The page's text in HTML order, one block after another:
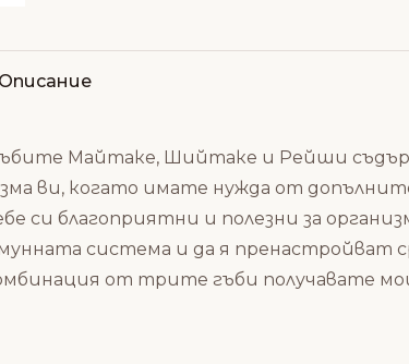
Описание
Майтаке, Шийтаке и Рейши
ви, когато имате нужда от
благоприятни и полезни за
система и да я пренастройват
от трите гъби получавате